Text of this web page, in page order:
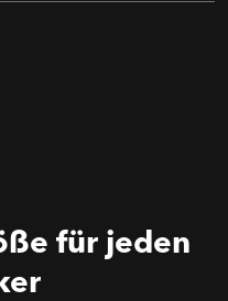
für jeden